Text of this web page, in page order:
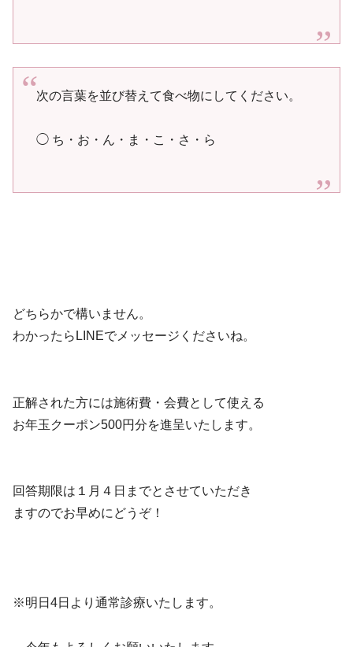
次の言葉を並び替えて食べ物にしてください。
◯ ち・お・ん・ま・こ・さ・ら
どちらかで構いません。
わかったらLINEでメッセージくださいね。
正解された方には施術費・会費として使える
お年玉クーポン500円分を進呈いたします。
回答期限は１月４日までとさせていただき
ますのでお早めにどうぞ！
※明日4日より通常診療いたします。